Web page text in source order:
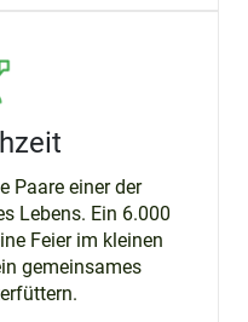
Paare einer der
Lebens. Ein 6.000
Feier im kleinen
gemeinsames